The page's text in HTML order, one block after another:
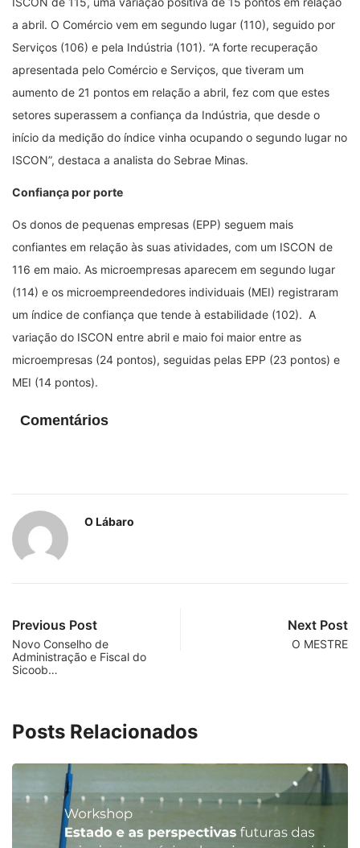
a abril. O Comércio vem em segundo lugar (110), seguido por
Serviços (106) e pela Indústria (101). “A forte recuperação
apresentada pelo Comércio e Serviços, que tiveram um
aumento de 21 pontos em relação a abril, fez com que estes
setores superassem a confiança da Indústria, que desde o
início da medição do índice vinha ocupando o segundo lugar no
ISCON”, destaca a analista do Sebrae Minas.
Confiança por porte
Os donos de pequenas empresas (EPP) seguem mais
confiantes em relação às suas atividades, com um ISCON de
116 em maio. As microempresas aparecem em segundo lugar
(114) e os microempreendedores individuais (MEI) registraram
um índice de confiança que tende à estabilidade (102). A
variação do ISCON entre abril e maio foi maior entre as
microempresas (24 pontos), seguidas pelas EPP (23 pontos) e
MEI (14 pontos).
Comentários
O Lábaro
Previous Post
Novo Conselho de
Administração e Fiscal do
Sicoob…
Next Post
O MESTRE
Posts Relacionados